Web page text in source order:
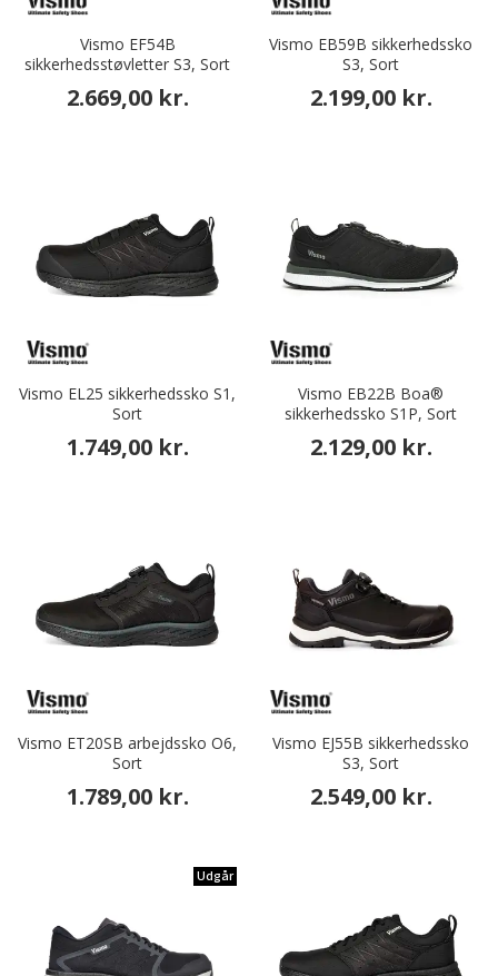
Vismo EF54B
sikkerhedsstøvletter S3, Sort
2.669,00 kr.
Vismo EB59B sikkerhedssko
S3, Sort
2.199,00 kr.
Vismo EL25 sikkerhedssko S1,
Sort
1.749,00 kr.
Vismo EB22B Boa®
sikkerhedssko S1P, Sort
2.129,00 kr.
Vismo ET20SB arbejdssko O6,
Sort
1.789,00 kr.
Vismo EJ55B sikkerhedssko
S3, Sort
2.549,00 kr.
Udgår